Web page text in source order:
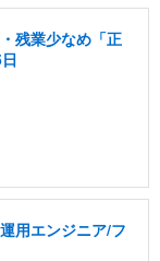
残業少なめ「正
用エンジニア/フ